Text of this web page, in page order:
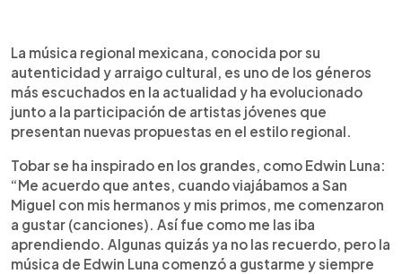
La música regional mexicana, conocida por su
autenticidad y arraigo cultural, es uno de los géneros
más escuchados en la actualidad y ha evolucionado
junto a la participación de artistas jóvenes que
presentan nuevas propuestas en el estilo regional.
Tobar se ha inspirado en los grandes, como Edwin Luna:
“Me acuerdo que antes, cuando viajábamos a San
Miguel con mis hermanos y mis primos, me comenzaron
a gustar (canciones). Así fue como me las iba
aprendiendo. Algunas quizás ya no las recuerdo, pero la
música de Edwin Luna comenzó a gustarme y siempre